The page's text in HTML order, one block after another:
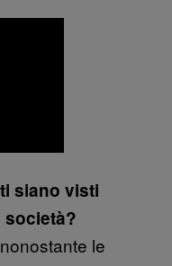
siano visti
società?
le